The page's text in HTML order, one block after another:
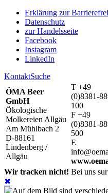
Erklärung zur
Datenschutz
zur Handelsseite
Facebook
Instagram
LinkedIn
KontaktSuche
ÖMA Beer
GmbH
Ökologische
Molkereien Allgäu
Am Mühlbach 2
D-88161
Lindenberg /
Allgäu
T +49
(0)8381-
100
F +49
(0)8381-
500
E
Wir tracken nicht! Bei uns
✖